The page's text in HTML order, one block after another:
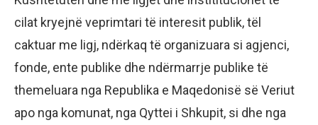
cilat kryejnë veprimtari të interesit publik, tël
caktuar me ligj, ndërkaq të organizuara si agjenci,
fonde, ente publike dhe ndërmarrje publike të
themeluara nga Republika e Maqedonisë së Veriut
apo nga komunat, nga Qyttei i Shkupit, si dhe nga